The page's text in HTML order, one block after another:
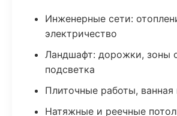
Инженерные сети:
электричество
Ландшафт: дорожки, зоны
подсветка
Плиточные работы,
Натяжные и реечные